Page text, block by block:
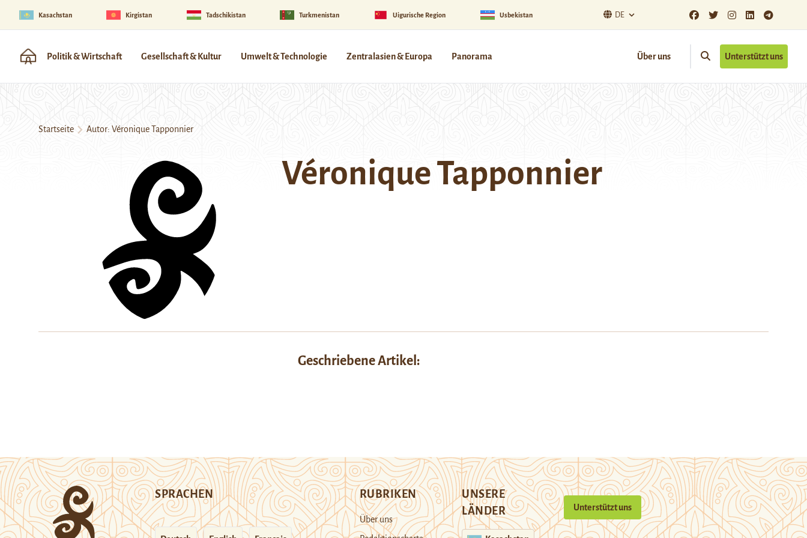
Kasachstan Kirgistan Tadschikistan Turkmenistan Uigurische Region Usbekistan DE
Politik & Wirtschaft Gesellschaft & Kultur Umwelt & Technologie Zentralasien & Europa Panorama Über uns Unterstützt uns
Startseite Autor: Véronique Tapponnier
Véronique Tapponnier
Geschriebene Artikel:
SPRACHEN RUBRIKEN
Über uns
UNSERE
LÄNDER
Unterstützt uns